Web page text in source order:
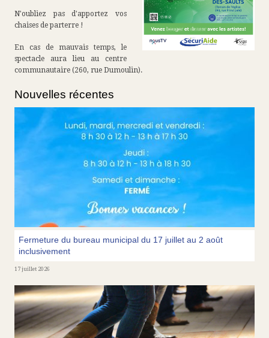
N'oubliez pas d'apportez vos
chaises de parterre !
En cas de mauvais temps, le
spectacle aura lieu au centre
communautaire (260, rue Dumoulin).
Nouvelles récentes
Fermeture du bureau municipal du 17 juillet au 2 août
inclusivement
17 juillet 2026